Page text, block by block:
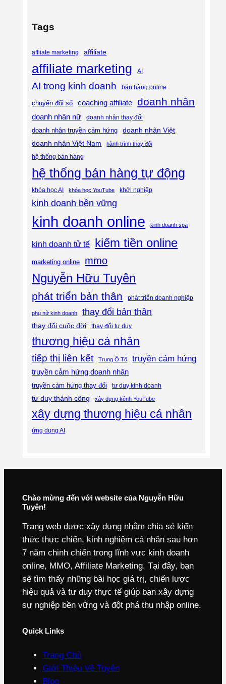
Tags
affiiate marketing affiliate
affiliate marketing AI
AI trong kinh doanh bán hàng online
chuyển đổi số coaching affiliate doanh nhân
doanh nhân nữ doanh nhân thay đổi
doanh nhân truyền cảm hứng
doanh nhân Việt
doanh nhân Việt Nam
hành trình thay đổi
hệ thống bán hàng
hệ thống bán hàng tự động
khóa học AI khóa học YouTube khởi nghiệp
kinh doanh bền vững
kinh doanh online kinh doanh spa
kinh doanh tử tế kiếm tiền online
marketing online mmo
Nguyễn Hữu Tuyên
phát triển bản thân phát triển doanh nghiệp
phụ nữ kinh doanh thay đổi bản thân
thay đổi cuộc đời thay đổi tư duy
thương hiệu cá nhân
tiếp thị liên kết Trung Ô Tô truyền cảm hứng
truyền cảm hứng doanh nhân
truyền cảm hứng thay đổi tư duy kinh doanh
tư duy thành công xây dựng kênh YouTube
xây dựng thương hiệu cá nhân
ứng dụng AI
Chào mừng đến với website của Nguyễn Hữu
Tuyên!
Trang web được xây dựng nhằm chia sẻ kiến
thức thực chiến, kinh nghiệm cá nhân sau hơn
7 năm chinh chiến trong lĩnh vực kinh doanh
online, MMO, Affiliate Marketing. Tại đây, bạn
sẽ tìm thấy những bài học giá trị, chiến lược
hiệu quả và tư duy thực tế giúp bạn xây dựng
sự nghiệp bền vững và đột phá thu nhập online.
Quick Links
Trang Chủ
Giới Thiệu Về Tuyên
Blog